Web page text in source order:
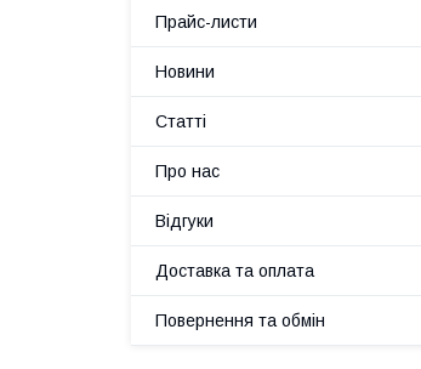
Прайс-листи
Новини
Статті
Про нас
Відгуки
Доставка та оплата
Повернення та обмін